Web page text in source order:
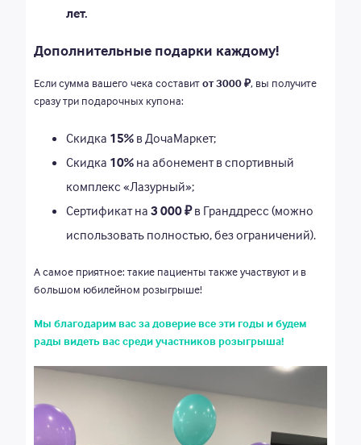
лет.
Дополнительные подарки каждому!
Если сумма вашего чека составитот 3000 ₽, вы получите
сразу три подарочных купона:
Скидка 15% в ДочаМаркет;
Скидка 10% на абонемент в спортивный
комплекс «Лазурный»;
Сертификат на 3 000 ₽в Гранддресс (можно
использовать полностью, без ограничений).
А самое приятное: такие пациенты также участвуют и в
большом юбилейном розыгрыше!
Мы благодарим вас за доверие все эти годы и будем
рады видеть вас среди участников розыгрыша!